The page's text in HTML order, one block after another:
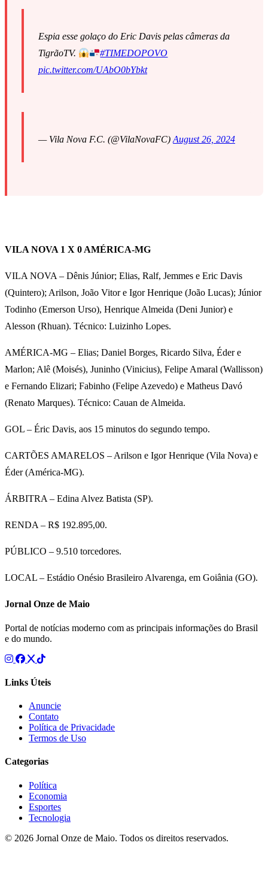
Espia esse golaço do Eric Davis pelas câmeras da
TigrãoTV.
#TIMEDOPOVO
pic.twitter.com/UAbO0bYbkt
— Vila Nova F.C. (@VilaNovaFC) August 26, 2024
VILA NOVA 1 X 0 AMÉRICA-MG
VILA NOVA – Dênis Júnior; Elias, Ralf, Jemmes e Eric Davis
(Quintero); Arilson, João Vitor e Igor Henrique (João Lucas); Júnior
Todinho (Emerson Urso), Henrique Almeida (Deni Junior) e
Alesson (Rhuan). Técnico: Luizinho Lopes.
AMÉRICA-MG – Elias; Daniel Borges, Ricardo Silva, Éder e
Marlon; Alê (Moisés), Juninho (Vinicius), Felipe Amaral (Wallisson)
e Fernando Elizari; Fabinho (Felipe Azevedo) e Matheus Davó
(Renato Marques). Técnico: Cauan de Almeida.
GOL – Éric Davis, aos 15 minutos do segundo tempo.
CARTÕES AMARELOS – Arilson e Igor Henrique (Vila Nova) e
Éder (América-MG).
ÁRBITRA – Edina Alvez Batista (SP).
RENDA – R$ 192.895,00.
PÚBLICO – 9.510 torcedores.
LOCAL – Estádio Onésio Brasileiro Alvarenga, em Goiânia (GO).
Jornal Onze de Maio
Portal de notícias moderno com as principais informações do Brasil
e do mundo.
Links Úteis
Anuncie
Contato
Política de Privacidade
Termos de Uso
Categorias
Política
Economia
Esportes
Tecnologia
© 2026 Jornal Onze de Maio. Todos os direitos reservados.